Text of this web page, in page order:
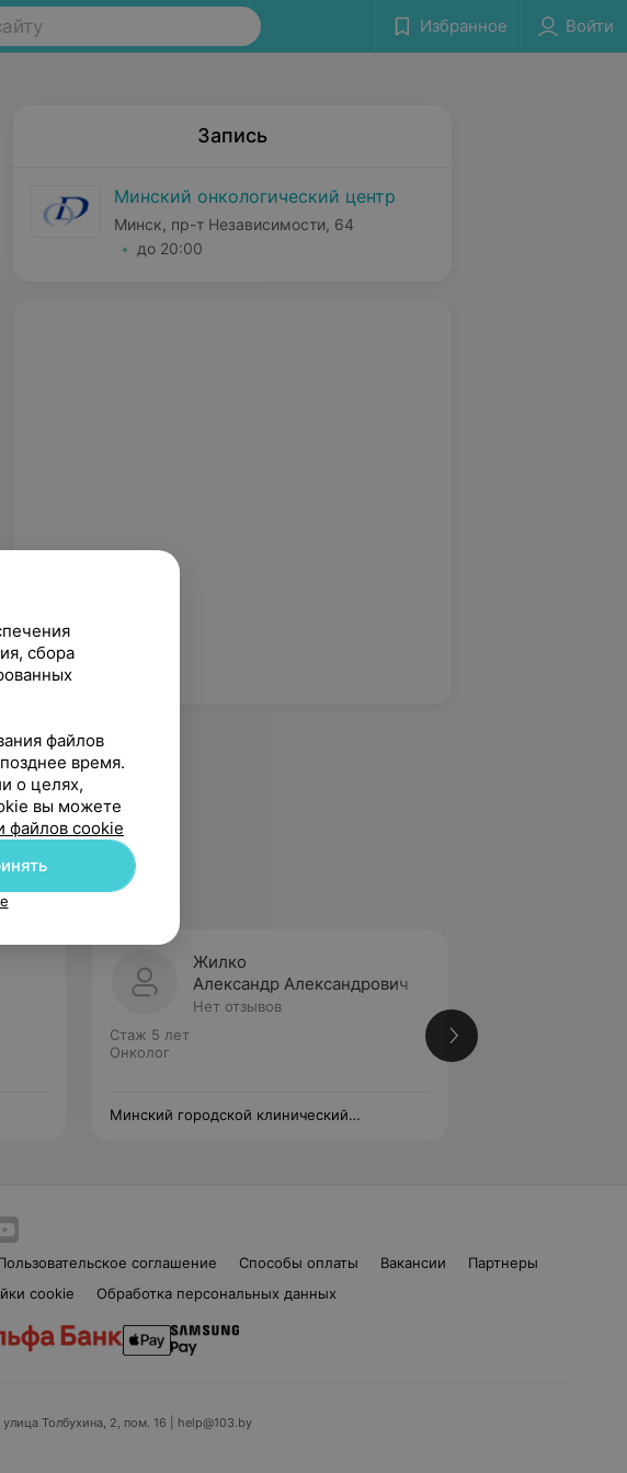
Избранное Войти
Запись
Минский онкологический центр
Минск, пр-т Независимости, 64
до 20:00
Жилко
Александр Александрович
Нет отзывов
Стаж 5 лет
Онколог
Минский городской клинический
соглашение Способы оплаты Вакансии
Партнеры
cookie Обработка персональных данных
Толбухина, 2, пом. 16 | help@103.by
сбора
файлов
время.
о целях,
вы можете
файлов cookie